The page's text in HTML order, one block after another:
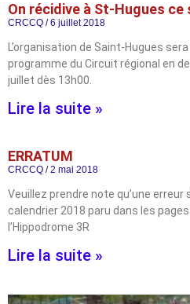
On récidive à St-Hugues ce
CRCCQ 6 juillet 2018
L’organisation de Saint-Hugues
programme du Circuit régional en
juillet dès 13h00.
Lire la suite »
ERRATUM
CRCCQ 2 mai 2018
Veuillez prendre note qu’une erreur
calendrier 2018 paru dans les
l’Hippodrome 3R
Lire la suite »